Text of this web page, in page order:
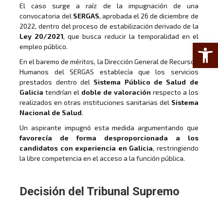
Abrir
El caso surge a raíz de la impugnación de una
convocatoria del SERGAS, aprobada el 26 de diciembre de
2022, dentro del proceso de estabilización derivado de la
Ley 20/2021, que busca reducir la temporalidad en el
empleo público.
En el baremo de méritos, la Dirección General de Recursos
Humanos del SERGAS establecía que los servicios
prestados dentro del Sistema Público de Salud de
Galicia tendrían el doble de valoración respecto a los
realizados en otras instituciones sanitarias del Sistema
Nacional de Salud.
Un aspirante impugnó esta medida argumentando que
favorecía de forma desproporcionada a los
candidatos con experiencia en Galicia, restringiendo
la libre competencia en el acceso a la función pública.
Decisión del Tribunal Supremo